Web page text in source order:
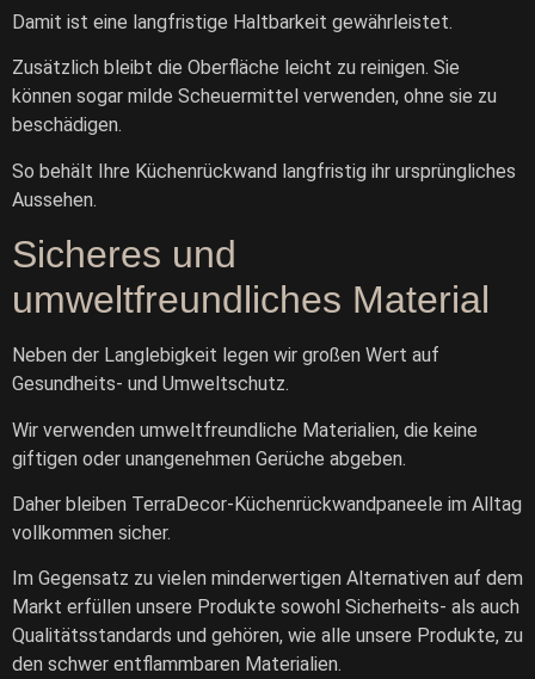
Damit ist eine langfristige Haltbarkeit gewährleistet.
Zusätzlich bleibt die Oberfläche leicht zu reinigen. Sie
können sogar milde Scheuermittel verwenden, ohne sie zu
beschädigen.
So behält Ihre Küchenrückwand langfristig ihr ursprüngliches
Aussehen.
Sicheres und
umweltfreundliches Material
Neben der Langlebigkeit legen wir großen Wert auf
Gesundheits- und Umweltschutz.
Wir verwenden umweltfreundliche Materialien, die keine
giftigen oder unangenehmen Gerüche abgeben.
Daher bleiben TerraDecor-Küchenrückwandpaneele im Alltag
vollkommen sicher.
Im Gegensatz zu vielen minderwertigen Alternativen auf dem
Markt erfüllen unsere Produkte sowohl Sicherheits- als auch
Qualitätsstandards und gehören, wie alle unsere Produkte, zu
den schwer entflammbaren Materialien.